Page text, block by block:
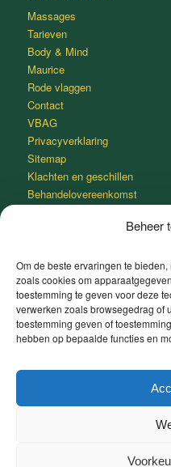
Beheer
Om de beste ervaringen te
zoals cookies om
toestemming te geven voor deze
verwerken zoals browsegedrag of
toestemming geven of
hebben op bepaalde functies en
Massages
Tarieven
Body & Mind
Maurice
Rode vlaggen
Contact
VBAG
Privacyverklaring
Sitemap
Klachten en geschillen
Behandelovereenkomst
SNEL IN SLAAP VALLEN
Adem gedurende 4 seconden
Houd je adem 7 seconden in.
Adem heel rustig uit door je
Slaap lekker